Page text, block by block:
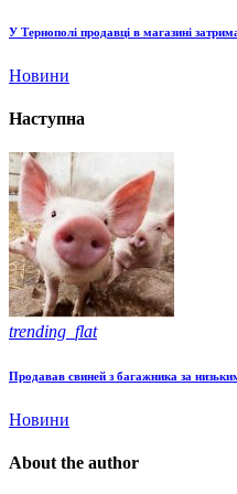
У Тернополі продавці в магазині
Новини
Наступна
trending_flat
Продавав свиней з багажника за
Новини
About the author